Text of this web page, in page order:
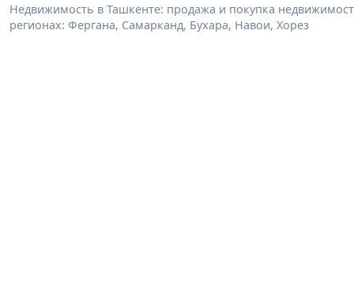
Недвижимость в Ташкенте: продажа и покупка
регионах: Фергана, Самарканд, Бухара, Навои, Хорез